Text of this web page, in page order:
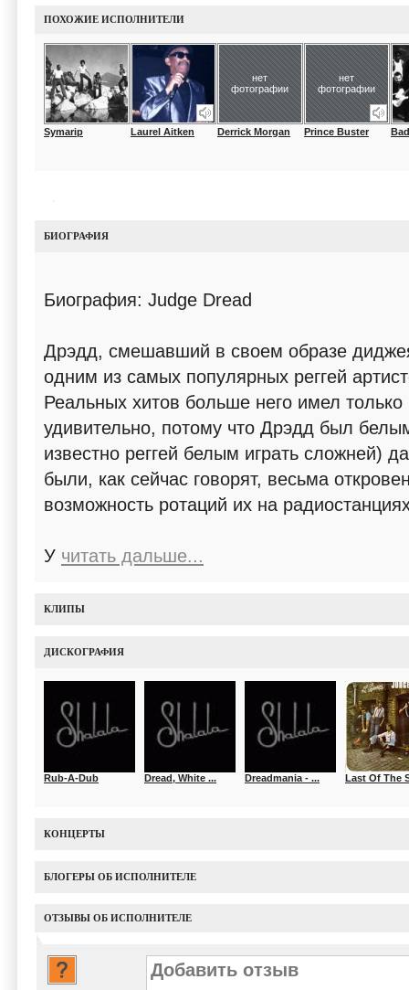
ПОХОЖИЕ ИСПОЛНИТЕЛИ
Symarip Laurel Aitken
нет
фотографии
Derrick Morgan
нет
фотографии
Prince Buster
БИОГРАФИЯ
Биография: Judge Dread
Дрэдд, смешавший в своем образе
одним из самых популярных реггей
Реальных хитов больше него имел
удивительно, потому что Дрэдд был
известно реггей белым играть сложней)
были, как сейчас говорят, весьма
возможность ротаций их на
У читать дальше...
КЛИПЫ
ДИСКОГРАФИЯ
Rub-A-Dub Dread, White ... Dreadmania - ... Last Of The
КОНЦЕРТЫ
БЛОГЕРЫ ОБ ИСПОЛНИТЕЛЕ
ОТЗЫВЫ ОБ ИСПОЛНИТЕЛЕ